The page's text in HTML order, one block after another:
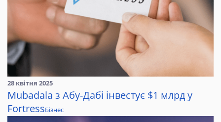
28 квітня 2025
Mubadala з Абу-Дабі інвестує $1 млрд у
FortressБізнес